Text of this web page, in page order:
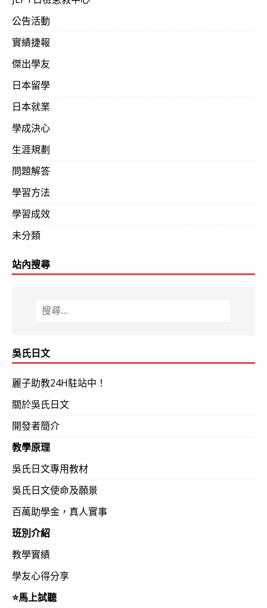
公告活動
實績捷報
傑出學友
日本留學
日本就業
學成決心
生涯規劃
問題解答
學習方法
學習成效
未分類
站內搜尋
吳氏日文
麗子助教24H駐站中！
關於吳氏日文
開發者簡介
教學原理
吳氏日文專用教材
吳氏日文使命及願景
百萬助學金，真人實事
班別介紹
教學實績
學友心得分享
⭐️馬上試聽